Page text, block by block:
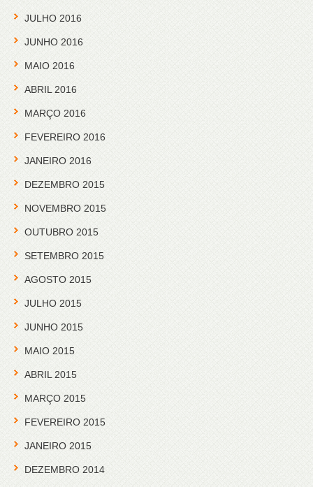
JULHO 2016
JUNHO 2016
MAIO 2016
ABRIL 2016
MARÇO 2016
FEVEREIRO 2016
JANEIRO 2016
DEZEMBRO 2015
NOVEMBRO 2015
OUTUBRO 2015
SETEMBRO 2015
AGOSTO 2015
JULHO 2015
JUNHO 2015
MAIO 2015
ABRIL 2015
MARÇO 2015
FEVEREIRO 2015
JANEIRO 2015
DEZEMBRO 2014